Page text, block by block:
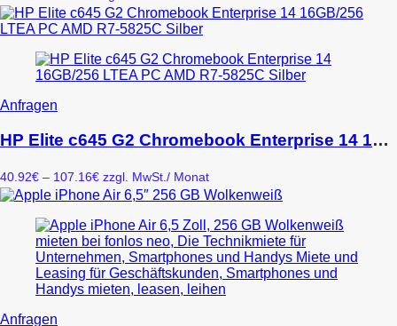
Die
Optionen
auf
der
gewählt
17.73€
bis
42.86€
Anfragen
weist
mehrere
auf.
Die
Optionen
können
auf
der
Produktseite
gewählt
HP Elite c645 G2 Chromebook Enterprise 14 16GB/256 LTEA PC AMD R7-5825C Silber
40.92€ – 107.16€Preisspanne:
40.92€
107.16€
zzgl. MwSt. / Monat
Anfragen